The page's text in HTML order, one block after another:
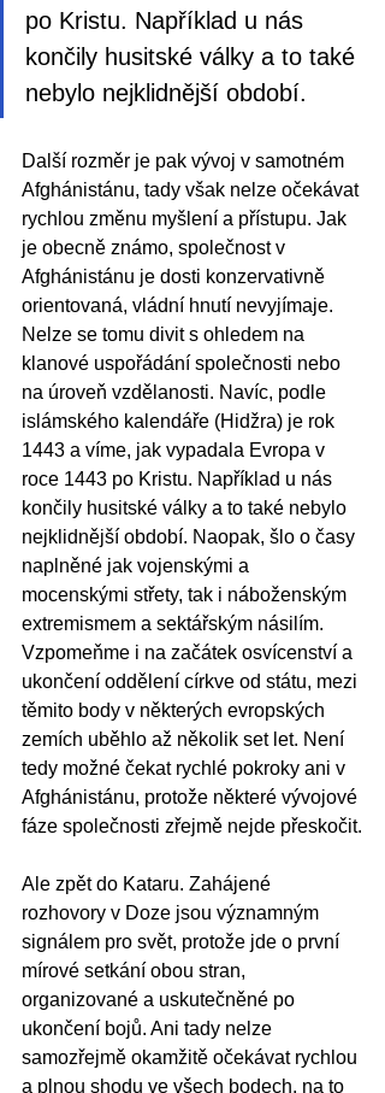
po Kristu. Například u nás
končily husitské války a to také
nebylo nejklidnější období.
Další rozměr je pak vývoj v samotném
Afghánistánu, tady však nelze očekávat
rychlou změnu myšlení a přístupu. Jak
je obecně známo, společnost v
Afghánistánu je dosti konzervativně
orientovaná, vládní hnutí nevyjímaje.
Nelze se tomu divit s ohledem na
klanové uspořádání společnosti nebo
na úroveň vzdělanosti. Navíc, podle
islámského kalendáře (Hidžra) je rok
1443 a víme, jak vypadala Evropa v
roce 1443 po Kristu. Například u nás
končily husitské války a to také nebylo
nejklidnější období. Naopak, šlo o časy
naplněné jak vojenskými a
mocenskými střety, tak i náboženským
extremismem a sektářským násilím.
Vzpomeňme i na začátek osvícenství a
ukončení oddělení církve od státu, mezi
těmito body v některých evropských
zemích uběhlo až několik set let. Není
tedy možné čekat rychlé pokroky ani v
Afghánistánu, protože některé vývojové
fáze společnosti zřejmě nejde přeskočit.
Ale zpět do Kataru. Zahájené
rozhovory v Doze jsou významným
signálem pro svět, protože jde o první
mírové setkání obou stran,
organizované a uskutečněné po
ukončení bojů. Ani tady nelze
samozřejmě okamžitě očekávat rychlou
a plnou shodu ve všech bodech, na to